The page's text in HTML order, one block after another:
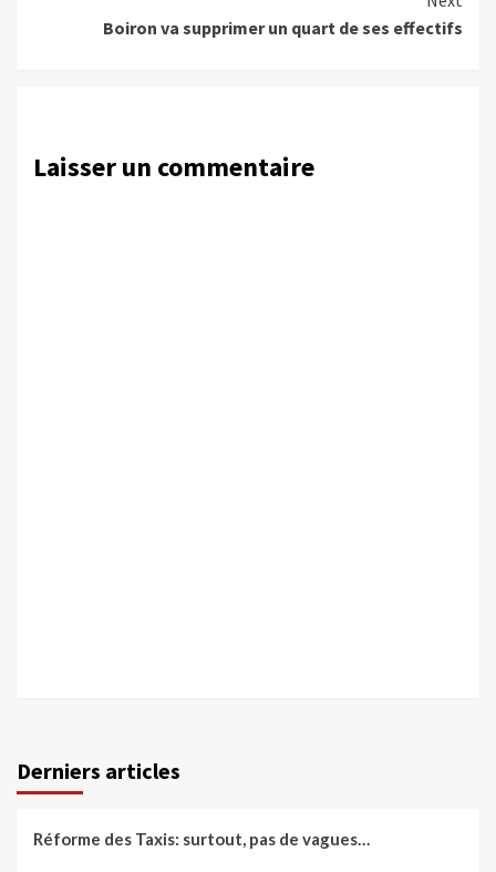
Boiron va supprimer un quart de ses effectifs
Laisser un commentaire
Derniers articles
Réforme des Taxis: surtout, pas de vagues…